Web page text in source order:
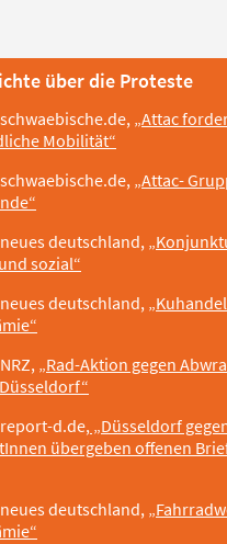
über die Proteste
„Attac
Mobilität“
„Attac-
deutschland,
sozial“
deutschland,
“
„Rad-Aktion gegen
d.de, „Düsseldorf
übergeben offenen
deutschland,